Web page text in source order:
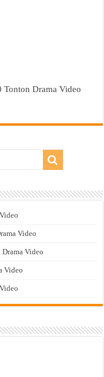
Tonton Drama Video
Video
Video
Video